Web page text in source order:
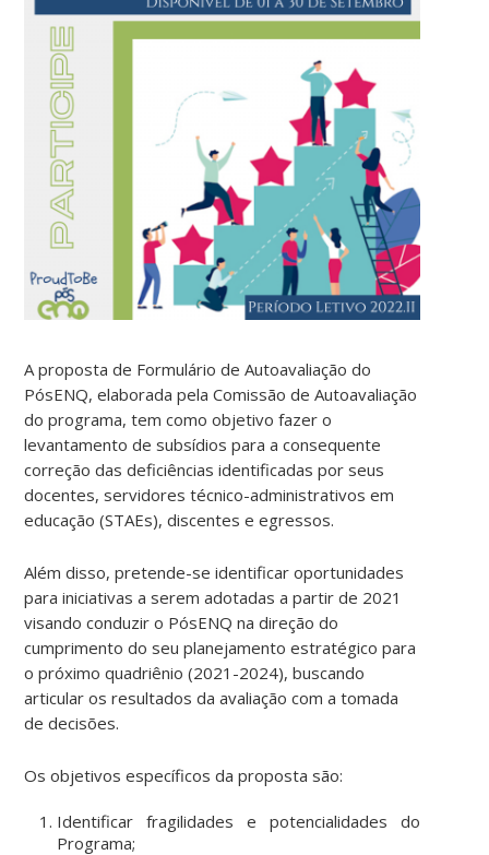
A proposta de Formulário de Autoavaliação do
PósENQ, elaborada pela Comissão de Autoavaliação
do programa, tem como objetivo fazer o
levantamento de subsídios para a consequente
correção das deficiências identificadas por seus
docentes, servidores técnico-administrativos em
educação (STAEs), discentes e egressos.
Além disso, pretende-se identificar oportunidades
para iniciativas a serem adotadas a partir de 2021
visando conduzir o PósENQ na direção do
cumprimento do seu planejamento estratégico para
o próximo quadriênio (2021-2024), buscando
articular os resultados da avaliação com a tomada
de decisões.
Os objetivos específicos da proposta são:
Identificar fragilidades e potencialidades do
Programa;